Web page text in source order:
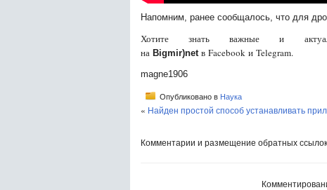
Напомним, ранее сообщалось, что для
Хотите знать важные и
на Bigmir)netв Facebook и Telegram.
magne1906
Опубликовано в Наука
« Найден простой способ устанавливать
Комментарии и размещение обратных